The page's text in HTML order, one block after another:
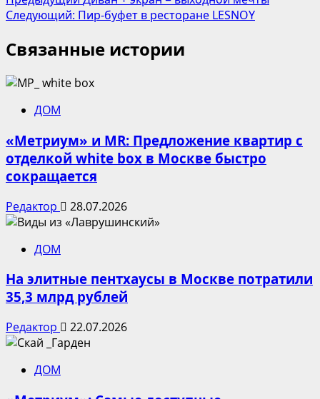
записи
Следующий: Пир-буфет в ресторане LESNOY
Связанные истории
ДОМ
«Метриум» и MR: Предложение квартир с
отделкой white box в Москве быстро
сокращается
Редактор 28.07.2026
ДОМ
На элитные пентхаусы в Москве потратили
35,3 млрд рублей
Редактор 22.07.2026
ДОМ